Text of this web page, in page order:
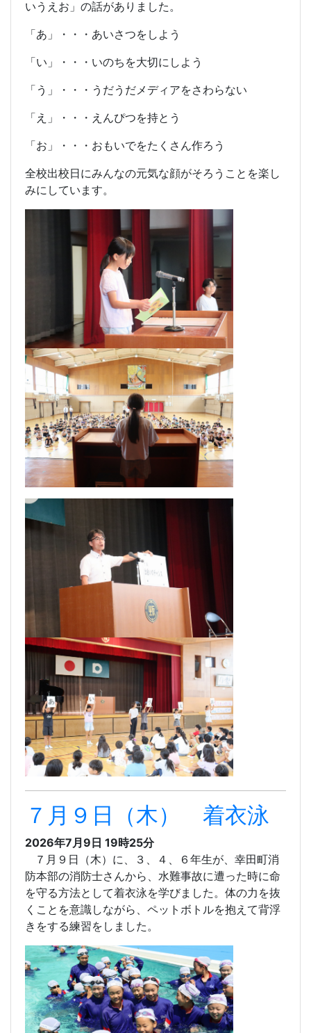
いうえお」の話がありました。
「あ」・・・あいさつをしよう
「い」・・・いのちを大切にしよう
「う」・・・うだうだメディアをさわらない
「え」・・・えんぴつを持とう
「お」・・・おもいでをたくさん作ろう
全校出校日にみんなの元気な顔がそろうことを楽し
みにしています。
７月９日（木） 着衣泳
2026年7月9日 19時25分
７月９日（木）に、３、４、６年生が、幸田町消
防本部の消防士さんから、水難事故に遭った時に命
を守る方法として着衣泳を学びました。体の力を抜
くことを意識しながら、ペットボトルを抱えて背浮
きをする練習をしました。